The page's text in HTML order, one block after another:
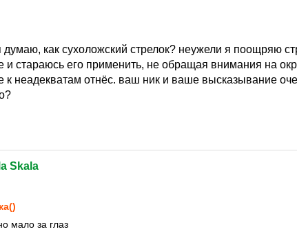
как сухоложский стрелок? неужели я поощряю
стараюсь его применить, не обращая внимания на
к неадекватам отнёс. ваш ник и ваше высказывание
la Skala
мало за глаз